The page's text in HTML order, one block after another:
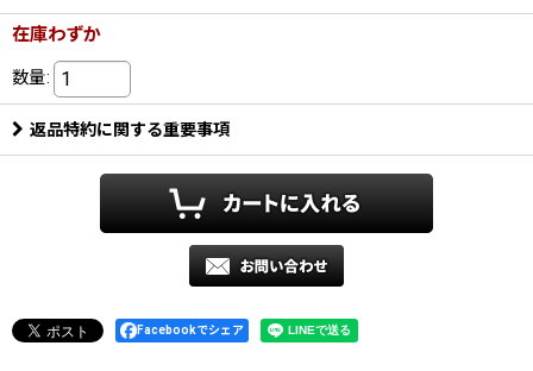
在庫わずか
数量:
返品特約に関する重要事項
Facebookでシェア